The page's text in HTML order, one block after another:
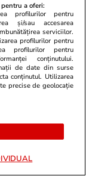
24 iul.
a oferi:
profilurilor pentru
și/sau accesarea
serviciilor.
profilurilor pentru
profilurilor pentru
conținutului.
de date din surse
conținutul. Utilizarea
precise de geolocație